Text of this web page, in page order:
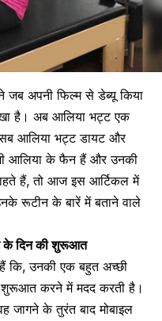
जब अपनी फिल्म से डेब्यू किया
है। अब आलिया भट्ट एक
आलिया भट्ट डायट और
आलिया के फैन हैं और उनकी
हैं, तो आज इस आर्टिकल में
रूटीन के बारें में बताने वाले
के दिन की शुरूआत
हैं कि, उनकी एक बहुत अच्छी
करने में मदद करती है।
के तुरंत बाद मोबाइल